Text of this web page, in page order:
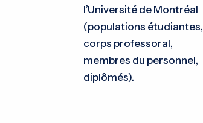
l’Université de Montréal
(populations étudiantes,
corps professoral,
membres du personnel,
diplômés).